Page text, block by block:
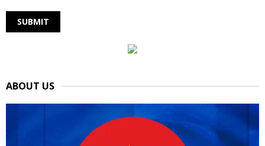
ABOUT US